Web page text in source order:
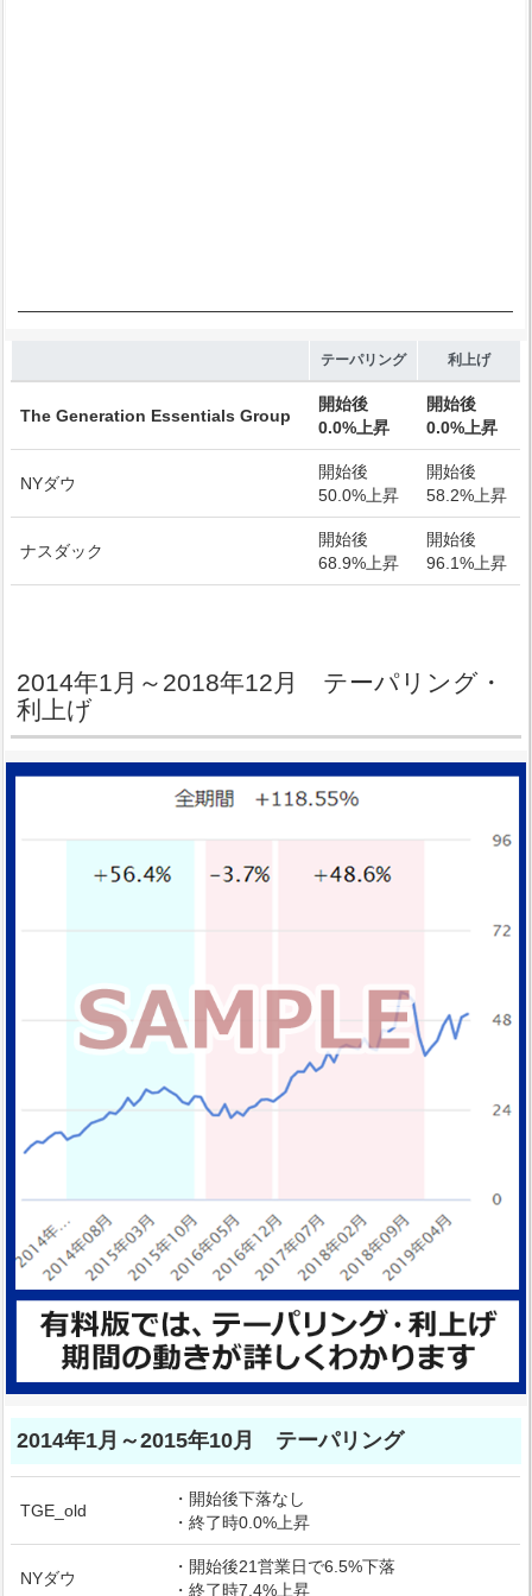
テーパリング 利上げ
The Generation Essentials Group
開始後
0.0%上昇
開始後
0.0%上昇
NYダウ
開始後
50.0%上昇
開始後
58.2%上昇
ナスダック
開始後
68.9%上昇
開始後
96.1%上昇
2014年1月～2018年12月 テーパリング・
利上げ
2014年1月～2015年10月 テーパリング
TGE_old
・開始後下落なし
・終了時0.0%上昇
NYダウ
・開始後21営業日で6.5%下落
・終了時7.4%上昇